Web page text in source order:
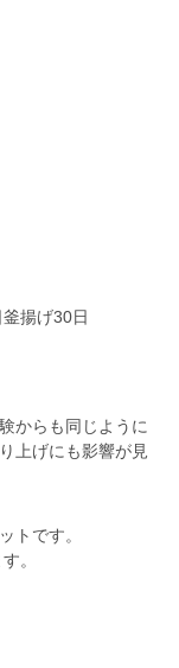
揚げ30日
からも同じように
上げにも影響が見
トです。
。